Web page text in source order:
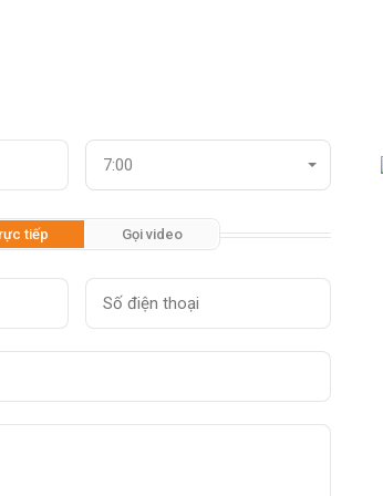
7:00
tiếp Gọi video